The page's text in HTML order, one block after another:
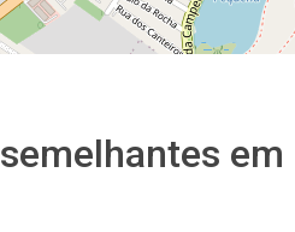
semelhantes em